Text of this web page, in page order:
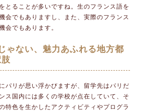
とることが多いですね。生のフランス語を
会でもありますし、また、実際のフランス
会でもあります。
ゃない、魅力あふれる地方都
パリが思い浮かびますが、留学先はパリだ
ス国内には多くの学校が点在していて、そ
特色を生かしたアクティビティやプログラ